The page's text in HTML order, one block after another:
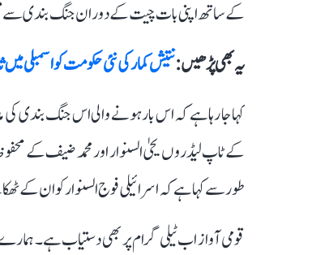
کے ساتھ اپنی بات چیت کے دوران جنگ بندی سے
یہ بھی پڑھیں :نتیش کمار کی نئی حکومت کو اسمبلی میں ثابت کرنی
کہا جا رہا ہے کہ اس بار ہونے والی اس جنگ بندی
کے ٹاپ لیڈروں یحیٰ السنوار اور محمد ضیف کے
طور سے کہا ہے کہ اسرائیلی فوج السنوار کو ان کے
قومی آواز اب ٹیلی گرام پر بھی دستیاب ہے۔